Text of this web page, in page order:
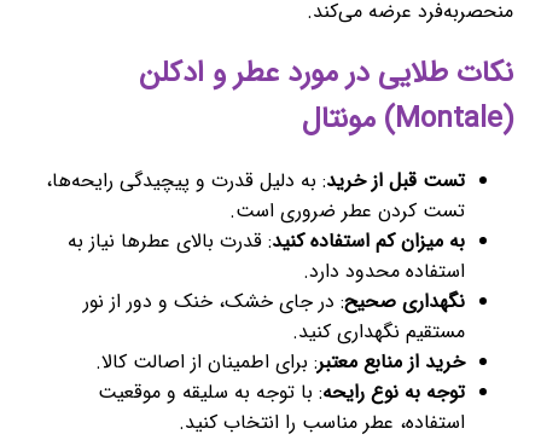
منحصربه‌فرد عرضه می‌کند.
نکات طلایی در مورد عطر و ادکلن
(Montale) مونتال
تست قبل از خرید: به دلیل قدرت و پیچیدگی رایحه‌ها،
تست کردن عطر ضروری است.
به میزان کم استفاده کنید: قدرت بالای عطرها نیاز به
استفاده محدود دارد.
نگهداری صحیح: در جای خشک، خنک و دور از نور
مستقیم نگهداری کنید.
خرید از منابع معتبر: برای اطمینان از اصالت کالا.
توجه به نوع رایحه: با توجه به سلیقه و موقعیت
استفاده، عطر مناسب را انتخاب کنید.